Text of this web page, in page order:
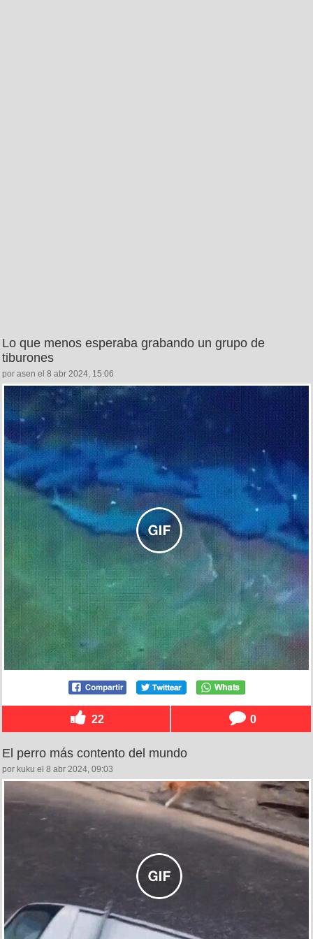
Lo que menos esperaba grabando un grupo de
tiburones
por asen el 8 abr 2024, 15:06
22 0
El perro más contento del mundo
por kuku el 8 abr 2024, 09:03